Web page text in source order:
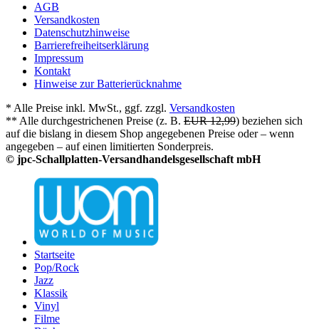
AGB
Versandkosten
Datenschutzhinweise
Barrierefreiheitserklärung
Impressum
Kontakt
Hinweise zur Batterierücknahme
* Alle Preise inkl. MwSt., ggf. zzgl. Versandkosten
** Alle durchgestrichenen Preise (z. B. EUR 12,99) beziehen sich
auf die bislang in diesem Shop angegebenen Preise oder – wenn
angegeben – auf einen limitierten Sonderpreis.
© jpc-Schallplatten-Versandhandelsgesellschaft mbH
Startseite
Pop/Rock
Jazz
Klassik
Vinyl
Filme